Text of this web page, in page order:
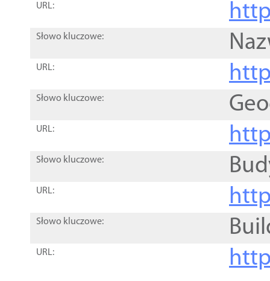
URL:
Słowo kluczowe:
URL:
Słowo kluczowe:
URL:
Słowo kluczowe:
URL:
Słowo kluczowe:
URL: